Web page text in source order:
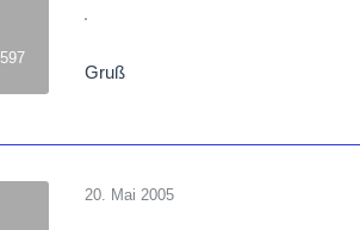
Gruß
20. Mai 2005